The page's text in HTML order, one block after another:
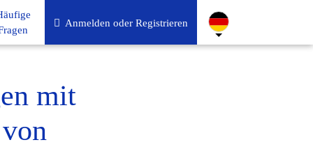
Anmelden oder Registrieren
mit